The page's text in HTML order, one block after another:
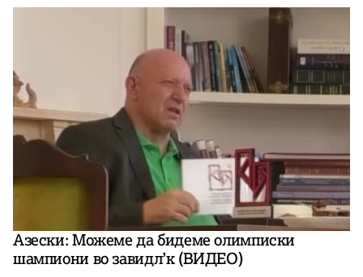
Азески: Можеме да бидеме олимписки
шампиони во завидл’к (ВИДЕО)